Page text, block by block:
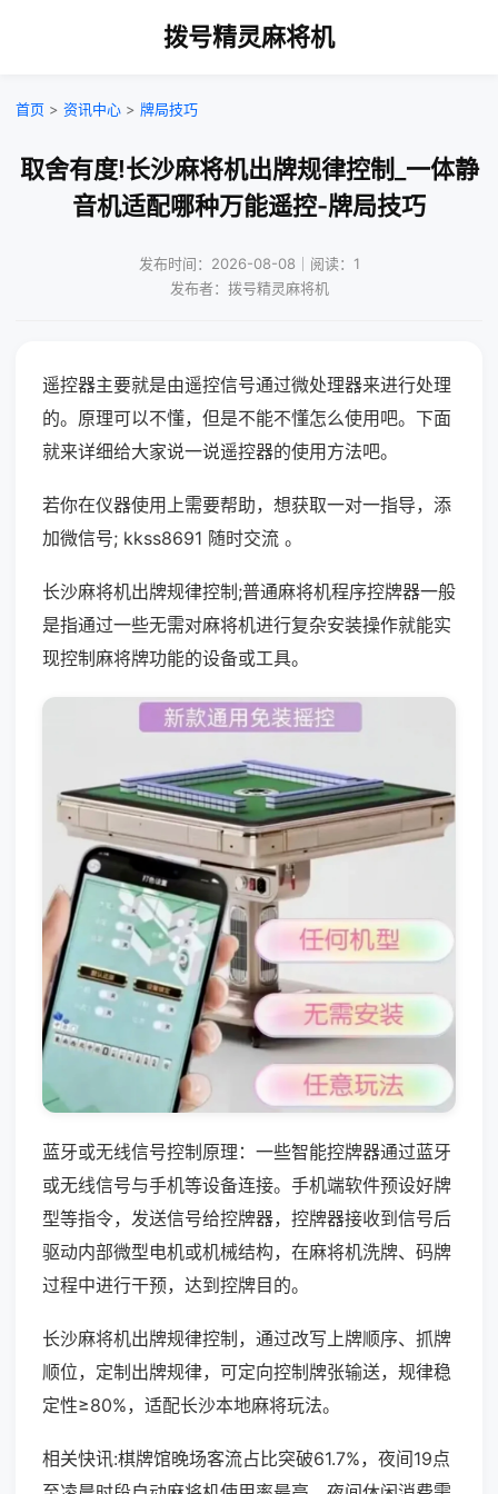
拨号精灵麻将机
首页 > 资讯中心 > 牌局技巧
取舍有度!长沙麻将机出牌规律控制_一体静
音机适配哪种万能遥控-牌局技巧
发布时间：2026-08-08｜阅读：1
发布者：拨号精灵麻将机
遥控器主要就是由遥控信号通过微处理器来进行处理
的。原理可以不懂，但是不能不懂怎么使用吧。下面
就来详细给大家说一说遥控器的使用方法吧。
若你在仪器使用上需要帮助，想获取一对一指导，添
加微信号; kkss8691 随时交流 。
长沙麻将机出牌规律控制;普通麻将机程序控牌器一般
是指通过一些无需对麻将机进行复杂安装操作就能实
现控制麻将牌功能的设备或工具。
蓝牙或无线信号控制原理：一些智能控牌器通过蓝牙
或无线信号与手机等设备连接。手机端软件预设好牌
型等指令，发送信号给控牌器，控牌器接收到信号后
驱动内部微型电机或机械结构，在麻将机洗牌、码牌
过程中进行干预，达到控牌目的。
长沙麻将机出牌规律控制，通过改写上牌顺序、抓牌
顺位，定制出牌规律，可定向控制牌张输送，规律稳
定性≥80%，适配长沙本地麻将玩法。
相关快讯:棋牌馆晚场客流占比突破61.7%，夜间19点